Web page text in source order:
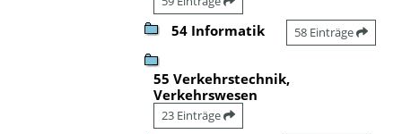
54 Informatik 58 Einträge
55 Verkehrstechnik,
Verkehrswesen
23 Einträge